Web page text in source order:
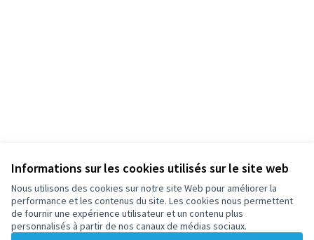
Informations sur les cookies utilisés sur le site web
Nous utilisons des cookies sur notre site Web pour améliorer la
performance et les contenus du site. Les cookies nous permettent
de fournir une expérience utilisateur et un contenu plus
personnalisés à partir de nos canaux de médias sociaux.